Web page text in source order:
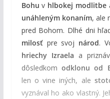
Bohu v hlbokej modlitbe
unáhleným konaním, ale
pred Bohom. Dlhé dni
milosťpre svoj národ.
hriechy Izraela a
dôsledkomodklonu od
len o vine iných, ale
vyznával ho ako vlastný.